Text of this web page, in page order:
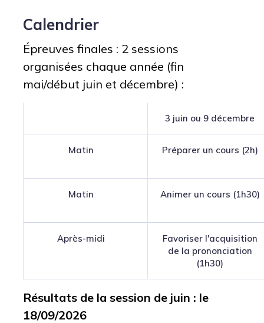
Calendrier
Épreuves finales : 2 sessions
organisées chaque année (fin
mai/début juin et décembre) :
3 juin ou 9 décembre
Matin Préparer un cours (2h)
Matin Animer un cours (1h30)
Après-midi
Favoriser l'acquisition
de la prononciation
(1h30)
Résultats de la session de juin : le
18/09/2026